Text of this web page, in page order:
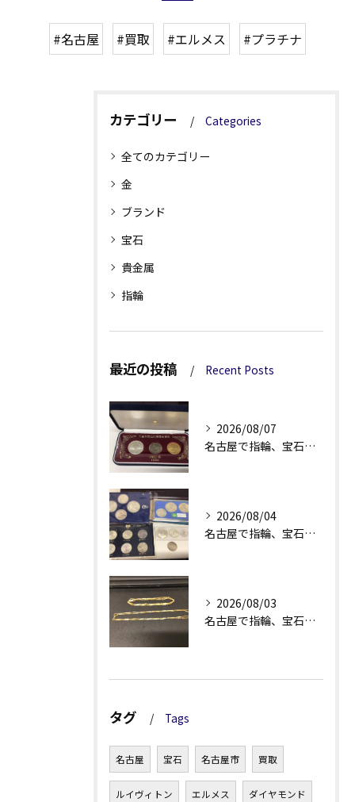
#名古屋 #買取 #エルメス #プラチナ
カテゴリー Categories
全てのカテゴリー
金
ブランド
宝石
貴金属
指輪
最近の投稿 Recent Posts
2026/08/07
名古屋で指輪、宝石買取なら当店で！！。
2026/08/04
名古屋で指輪、宝石買取なら当店で！！。
2026/08/03
名古屋で指輪、宝石買取なら当店で！！。
タグ Tags
名古屋 宝石 名古屋市 買取
ルイヴィトン エルメス ダイヤモンド